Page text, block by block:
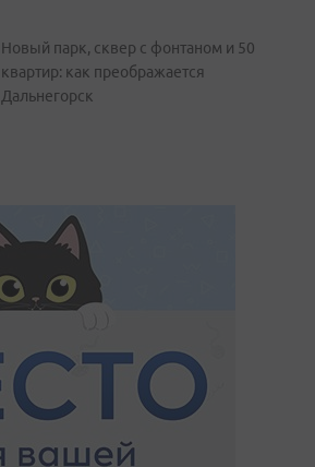
Новый парк, сквер с фонтаном и 50
квартир: как преображается
Дальнегорск